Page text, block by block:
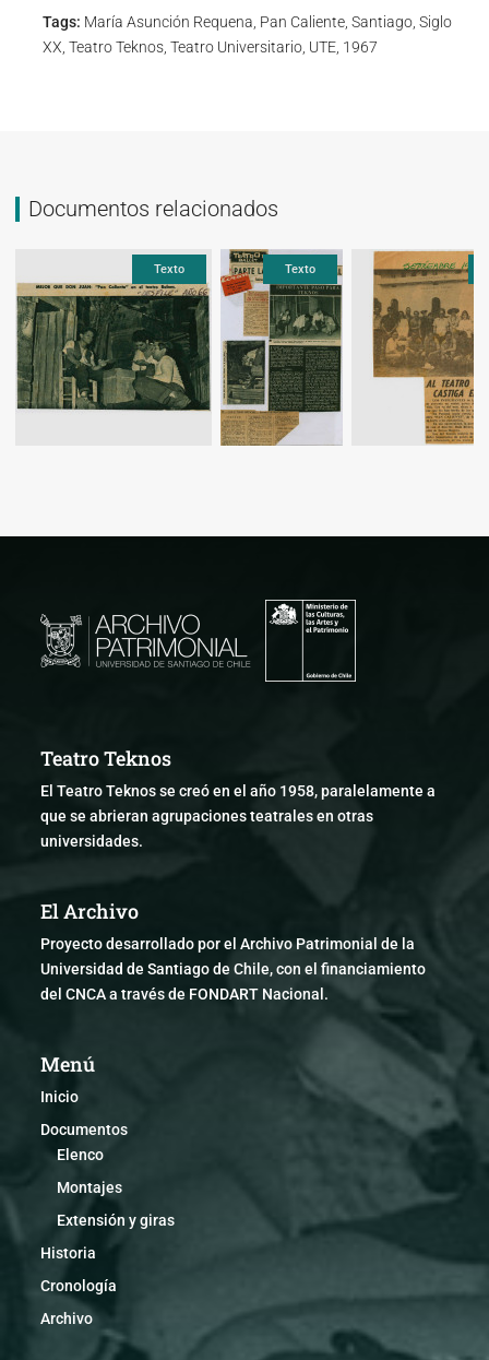
Tags: María Asunción Requena, Pan Caliente, Santiago, Siglo
XX, Teatro Teknos, Teatro Universitario, UTE, 1967
Documentos relacionados
Texto Texto
Teatro Teknos
El Teatro Teknos se creó en el año 1958, paralelamente a
que se abrieran agrupaciones teatrales en otras
universidades.
El Archivo
Proyecto desarrollado por el Archivo Patrimonial de la
Universidad de Santiago de Chile, con el financiamiento
del CNCA a través de FONDART Nacional.
Menú
Inicio
Documentos
Elenco
Montajes
Extensión y giras
Historia
Cronología
Archivo